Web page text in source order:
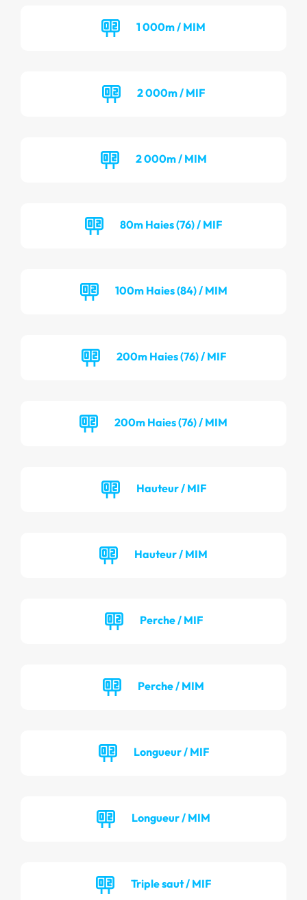
1 000m / MIM
2 000m / MIF
2 000m / MIM
80m Haies (76) / MIF
100m Haies (84) / MIM
200m Haies (76) / MIF
200m Haies (76) / MIM
Hauteur / MIF
Hauteur / MIM
Perche / MIF
Perche / MIM
Longueur / MIF
Longueur / MIM
Triple saut / MIF